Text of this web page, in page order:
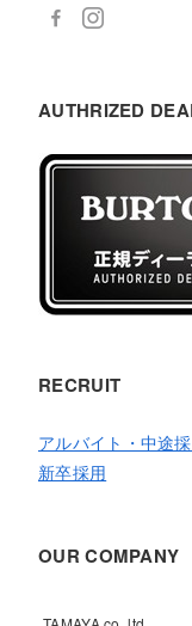
AUTHRIZED
RECRUIT
アルバイト・中途
新卒採用
OUR COMPANY